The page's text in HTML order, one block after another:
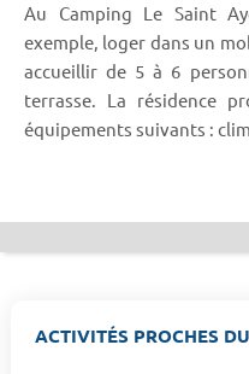
Au Camping Le Saint
exemple, loger dans un
accueillir de 5 à 6
terrasse. La résidence
équipements suivants :
ACTIVITÉS PROCHES